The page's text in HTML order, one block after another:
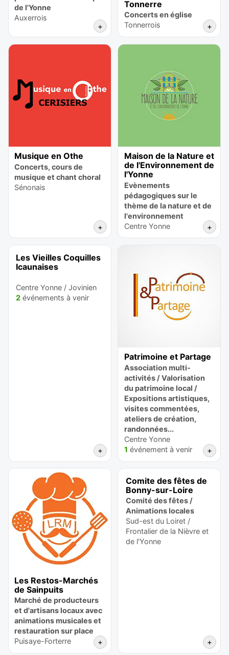
de l'Yonne
Auxerrois
+
Tonnerre
Concerts en église
Tonnerrois
+
Musique en Othe
Concerts, cours de
musique et chant choral
Sénonais
+
Maison de la Nature et
de l'Environnement de
l'Yonne
Evènements
pédagogiques sur le
thème de la nature et de
l'environnement
Centre Yonne
+
Les Vieilles Coquilles
Icaunaises
Centre Yonne / Jovinien
2 événements à venir
+
Patrimoine et Partage
Association multi-
activités / Valorisation
du patrimoine local /
Expositions artistiques,
visites commentées,
ateliers de création,
randonnées...
Centre Yonne
1 événement à venir +
Les Restos-Marchés
de Sainpuits
Marché de producteurs
et d'artisans locaux avec
animations musicales et
restauration sur place
Puisaye-Forterre
+
Comite des fêtes de
Bonny-sur-Loire
Comité des fêtes /
Animations locales
Sud-est du Loiret /
Frontalier de la Nièvre et
de l'Yonne
+